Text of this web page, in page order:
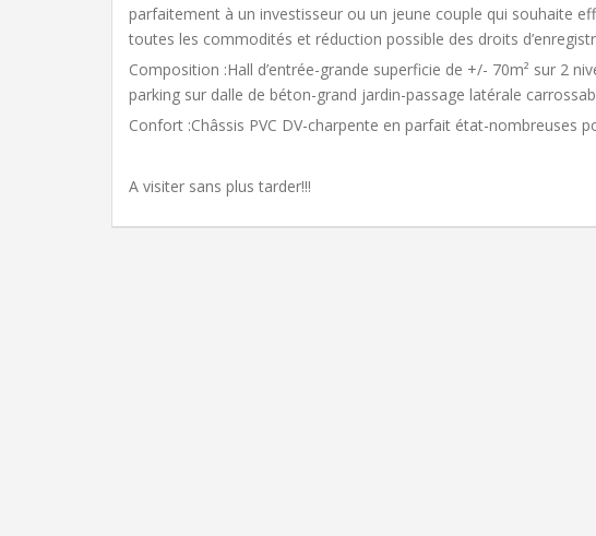
parfaitement à un investisseur ou un jeune couple qui souhaite
toutes les commodités et réduction possible des droits
Composition :Hall d’entrée-grande superficie de +/- 70m² sur 2
parking sur dalle de béton-grand jardin-passage latérale
Confort :Châssis PVC DV-charpente en parfait état-nombreuses
A visiter sans plus tarder!!!